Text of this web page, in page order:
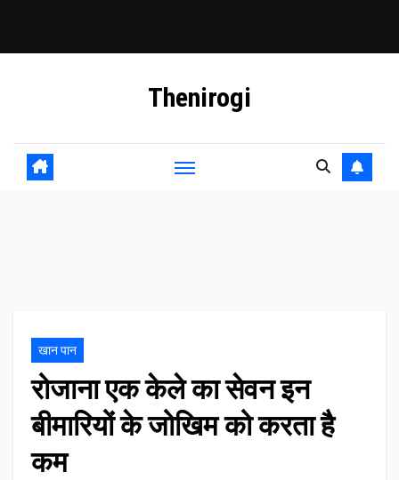
Thenirogi
खान पान
रोजाना एक केले का सेवन इन
बीमारियों के जोखिम को करता है
कम